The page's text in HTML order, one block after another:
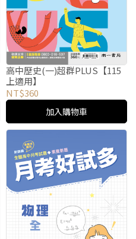
高中歷史(一)超群PLUS【115
上適用】
NT$360
加入購物車